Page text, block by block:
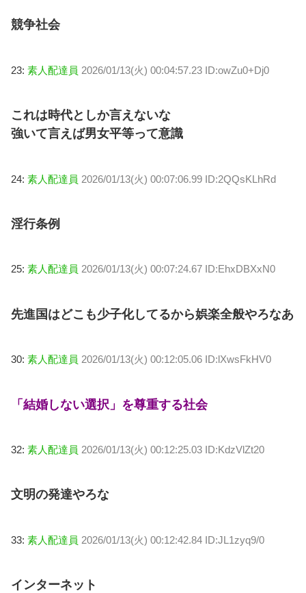
競争社会
23: 素人配達員 2026/01/13(火) 00:04:57.23 ID:owZu0+Dj0
これは時代としか言えないな
強いて言えば男女平等って意識
24: 素人配達員 2026/01/13(火) 00:07:06.99 ID:2QQsKLhRd
淫行条例
25: 素人配達員 2026/01/13(火) 00:07:24.67 ID:EhxDBXxN0
先進国はどこも少子化してるから娯楽全般やろなあ
30: 素人配達員 2026/01/13(火) 00:12:05.06 ID:lXwsFkHV0
「結婚しない選択」を尊重する社会
32: 素人配達員 2026/01/13(火) 00:12:25.03 ID:KdzVlZt20
文明の発達やろな
33: 素人配達員 2026/01/13(火) 00:12:42.84 ID:JL1zyq9/0
インターネット